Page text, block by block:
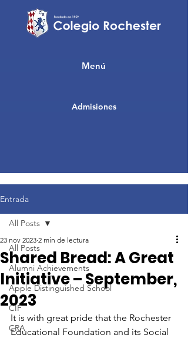
Admisiones
Menú
Entrada
All Posts
Alumni Achievements
Apple Distinguished School
CIF
CRA
All Posts
Shared Bread: A Great
Initiative – September,
2023
23 nov 2023 2 min de lectura
It is with great pride that the Rochester
Educational Foundation and its Social